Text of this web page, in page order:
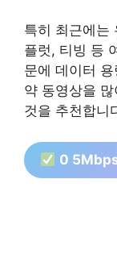
특히 최근에는
플럿, 티빙 등
문에 데이터
약 동영상을
것을 추천합니
0